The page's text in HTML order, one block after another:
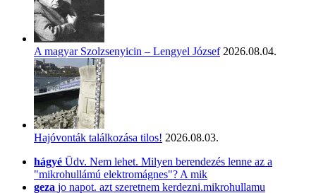
A magyar Szolzsenyicin – Lengyel József 2026.08.04.
Hajóvonták találkozása tilos! 2026.08.03.
hágyé Üdv. Nem lehet. Milyen berendezés lenne az a
"mikrohullámú elektromágnes"? A mik
geza jo napot. azt szeretnem kerdezni.mikrohullamu